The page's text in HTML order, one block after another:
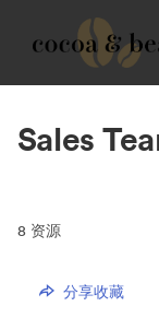
Sales
8 资源
分享收藏